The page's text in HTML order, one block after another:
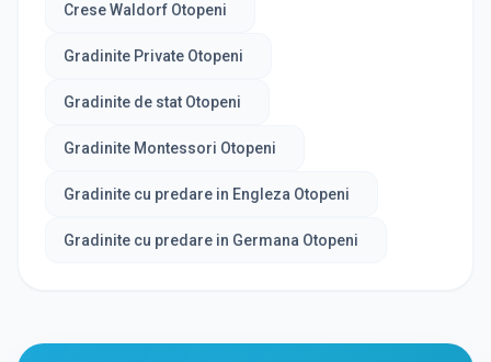
Crese Waldorf Otopeni
Gradinite Private Otopeni
Gradinite de stat Otopeni
Gradinite Montessori Otopeni
Gradinite cu predare in Engleza Otopeni
Gradinite cu predare in Germana Otopeni